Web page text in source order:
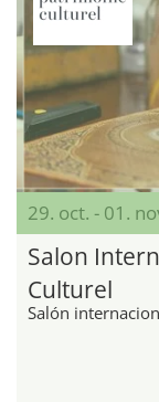
29. oct. - 01.
Salon
Culturel
Salón